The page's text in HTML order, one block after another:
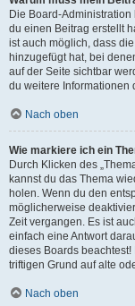
Die Board-
du einen Beitrag erstellt
ist auch möglich, dass
hinzugefügt hat, bei
auf der Seite sichtbar
du weitere Informationen
Nach oben
Wie markiere ich ein
Durch Klicken des
kannst du das Thema
holen. Wenn du den
möglicherweise
Zeit vergangen. Es ist
einfach eine Antwort
dieses Boards
triftigen Grund auf alte
Nach oben